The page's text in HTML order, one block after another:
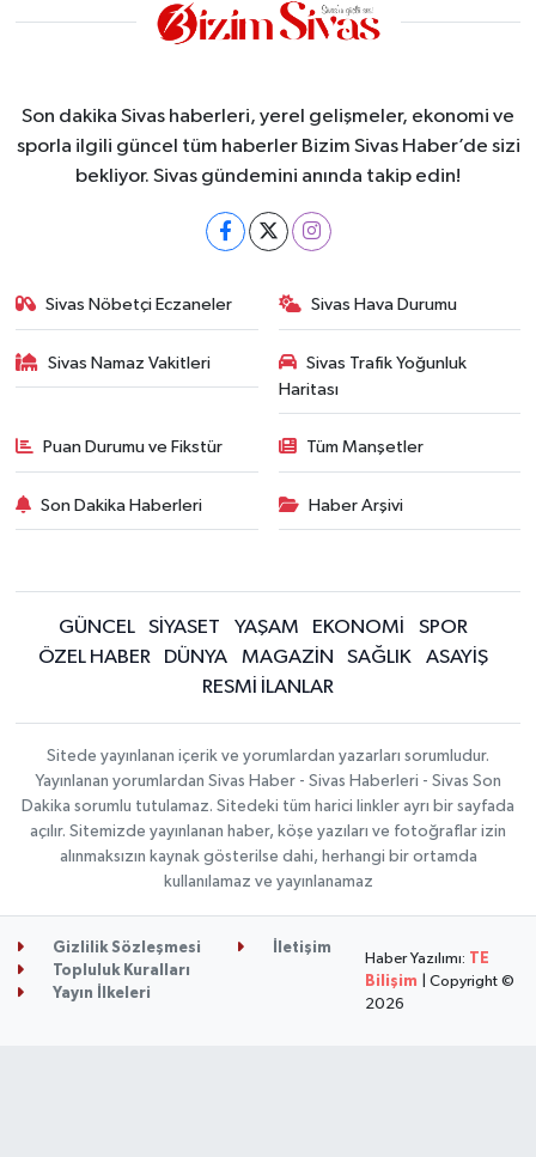
Son dakika Sivas haberleri, yerel gelişmeler, ekonomi ve
sporla ilgili güncel tüm haberler Bizim Sivas Haber’de sizi
bekliyor. Sivas gündemini anında takip edin!
Sivas Nöbetçi Eczaneler Sivas Hava Durumu
Sivas Namaz Vakitleri
Sivas Trafik Yoğunluk
Haritası
Puan Durumu ve Fikstür Tüm Manşetler
Son Dakika Haberleri Haber Arşivi
GÜNCEL SİYASET YAŞAM EKONOMİ
SPOR
ÖZEL HABER
DÜNYA MAGAZİN SAĞLIK
ASAYİŞ
RESMİ İLANLAR
Sitede yayınlanan içerik ve yorumlardan yazarları sorumludur.
Yayınlanan yorumlardan Sivas Haber - Sivas Haberleri - Sivas Son
Dakika sorumlu tutulamaz. Sitedeki tüm harici linkler ayrı bir sayfada
açılır. Sitemizde yayınlanan haber, köşe yazıları ve fotoğraflar izin
alınmaksızın kaynak gösterilse dahi, herhangi bir ortamda
kullanılamaz ve yayınlanamaz
Gizlilik Sözleşmesi
İletişim
Topluluk Kuralları
Yayın İlkeleri
Haber Yazılımı: TE
Bilişim | Copyright ©
2026